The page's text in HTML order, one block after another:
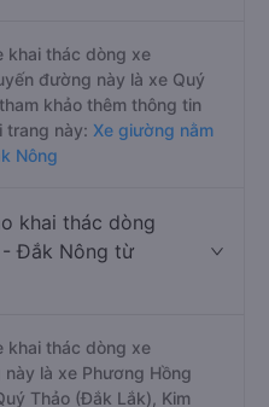
khai thác dòng xe
đường này là xe Quý
khảo thêm thông tin
trang này: Xe giường nằm
Nông
khai thác dòng
Đắk Nông từ
khai thác dòng xe
là xe Phương Hồng
Thảo (Đắk Lắk), Kim